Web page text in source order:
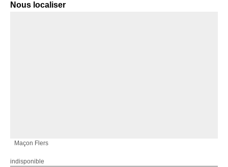
Nous localiser
Maçon Flers
indisponible